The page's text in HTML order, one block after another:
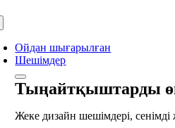
Ойдан шығарылған
Шешімдер
Тыңайтқыштарды
Жеке дизайн шешімдері,